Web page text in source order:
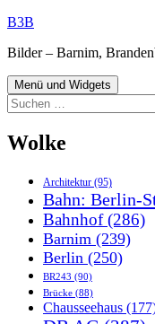
Zum
springen
B3B
Bilder – Barnim,
Menü und Widgets
Suchen
nach:
Wolke
Architektur (95)
Bahn: Berlin-
Bahnhof(286)
Barnim (239)
Berlin (250)
BR243 (90)
Brücke (88)
Chausseehaus